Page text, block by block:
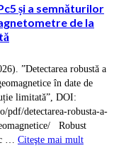
și a semnăturilor
de la
”Detectarea robustă a
în date de
limitată”, DOI:
pdf/detectarea-robusta-a-
Robust
… Citeşte mai mult